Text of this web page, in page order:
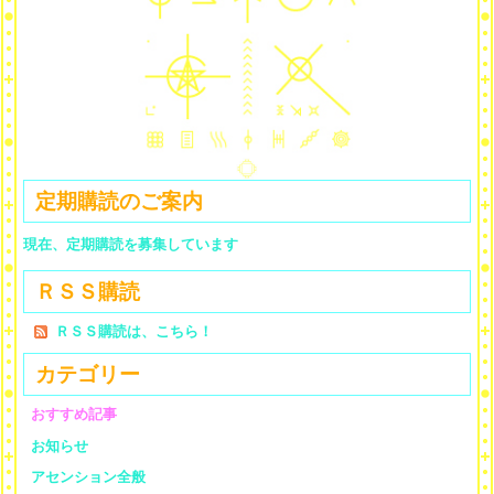
定期購読のご案内
現在、定期購読を募集しています
ＲＳＳ購読
ＲＳＳ購読は、こちら！
カテゴリー
おすすめ記事
お知らせ
アセンション全般